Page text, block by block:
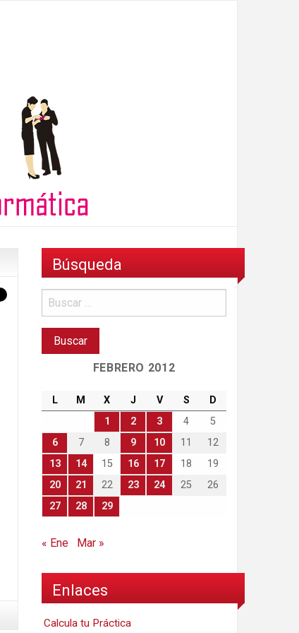
Búsqueda
FEBRERO 2012
L M X J V S
D
1
2 3 4
5
6
7 8 9 10 11
12
13
14 15 16 17 18
19
20
21 22 23 24 25
26
27
28 29
« Ene Mar »
Enlaces
Calcula tu Práctica